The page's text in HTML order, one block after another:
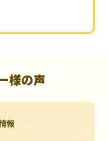
様の声
報